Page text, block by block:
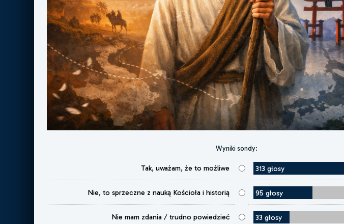
Wyniki sondy:
Tak, uważam, że to możliwe 313 głosy
Nie, to sprzeczne z nauką Kościoła i historią 95 głosy
Nie mam zdania / trudno powiedzieć 33 głosy